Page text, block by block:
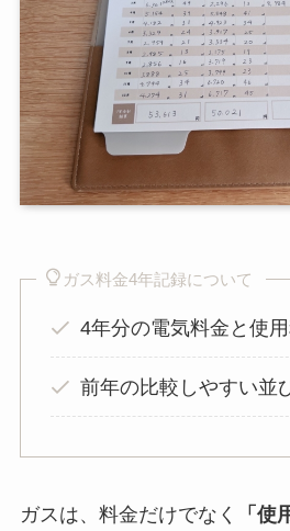
ガス料金4年記録について
4年分の電気料金と使
前年の比較しやすい並
ガスは、料金だけでなく 「使